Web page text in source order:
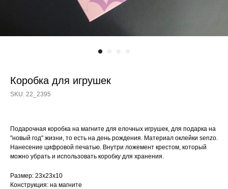
Коробка для игрушек
SKU: 22_2395
Подарочная коробка на магните для елочных игрушек, для подарка на
"новый год" жизни, то есть на день рождения. Материал оклейки senzo.
Нанесение цифровой печатью. Внутри ложемент крестом, который
можно убрать и использовать коробку для хранения.
Размер: 23х23х10
Конструкция: на магните